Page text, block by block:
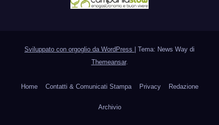
Sviluppato con orgoglio da WordPress
Tema: News Way di
Themeansar.
Home Contatti & Comunicati Stampa Privacy Redazione
Archivio